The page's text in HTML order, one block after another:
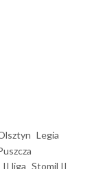
Legia
II liga Stomil II